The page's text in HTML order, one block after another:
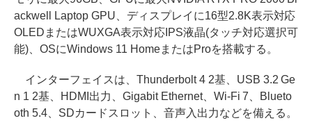
ackwell Laptop GPU、ディスプレイに16型2.8K表示対応
OLEDまたはWUXGA表示対応IPS液晶(タッチ対応選択可
能)、OSにWindows 11 HomeまたはProを搭載する。
インターフェイスは、Thunderbolt 4 2基、USB 3.2 Ge
n 1 2基、HDMI出力、Gigabit Ethernet、Wi-Fi 7、Blueto
oth 5.4、SDカードスロット、音声入出力などを備える。